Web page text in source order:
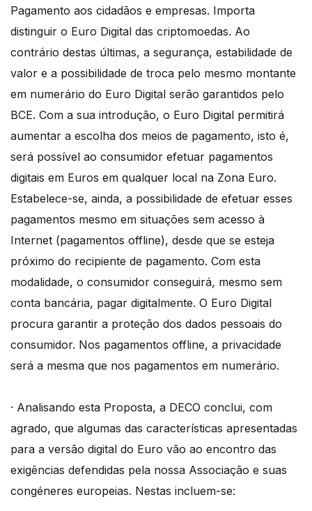
Pagamento aos cidadãos e empresas. Importa
distinguir o Euro Digital das criptomoedas. Ao
contrário destas últimas, a segurança, estabilidade de
valor e a possibilidade de troca pelo mesmo montante
em numerário do Euro Digital serão garantidos pelo
BCE. Com a sua introdução, o Euro Digital permitirá
aumentar a escolha dos meios de pagamento, isto é,
será possível ao consumidor efetuar pagamentos
digitais em Euros em qualquer local na Zona Euro.
Estabelece-se, ainda, a possibilidade de efetuar esses
pagamentos mesmo em situações sem acesso à
Internet (pagamentos offline), desde que se esteja
próximo do recipiente de pagamento. Com esta
modalidade, o consumidor conseguirá, mesmo sem
conta bancária, pagar digitalmente. O Euro Digital
procura garantir a proteção dos dados pessoais do
consumidor. Nos pagamentos offline, a privacidade
será a mesma que nos pagamentos em numerário.
· Analisando esta Proposta, a DECO conclui, com
agrado, que algumas das características apresentadas
para a versão digital do Euro vão ao encontro das
exigências defendidas pela nossa Associação e suas
congéneres europeias. Nestas incluem-se: